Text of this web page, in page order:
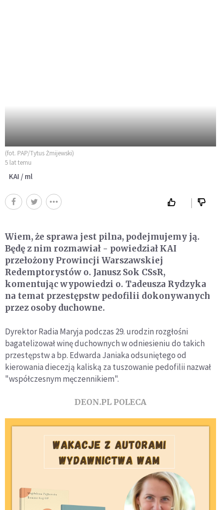
(fot. PAP/Tytus Żmijewski)
5 lat temu
KAI / ml
Wiem, że sprawa jest pilna, podejmujemy ją.
Będę z nim rozmawiał - powiedział KAI
przełożony Prowincji Warszawskiej
Redemptorystów o. Janusz Sok CSsR,
komentując wypowiedzi o. Tadeusza Rydzyka
na temat przestępstw pedofilii dokonywanych
przez osoby duchowne.
Dyrektor Radia Maryja podczas 29. urodzin rozgłośni
bagatelizował winę duchownych w odniesieniu do takich
przestępstw a bp. Edwarda Janiaka odsuniętego od
kierowania diecezją kaliską za tuszowanie pedofilii nazwał
"współczesnym męczennikiem".
DEON.PL POLECA